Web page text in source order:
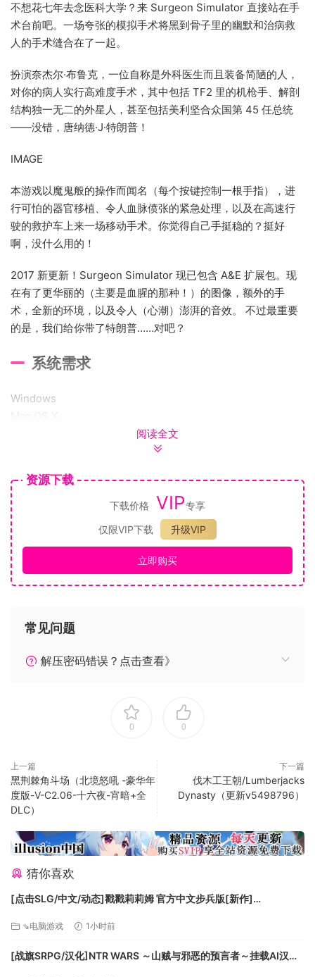
不想花七年去念医科大学？来 Surgeon Simulator 直接站在手
术台前吧。一场夸张的模拟手术将黑到骨子里的幽默和治病救
人的手术缝合在了一起。
扮演奈杰尔·布鲁克，一位自称是外科医生而且装备简陋的人，
对你的病人实行高难度手术，其中包括 TF2 里的机枪手、解剖
结构独一无二的外星人，甚至包括美利坚合众国第 45 任总统
——没错，唐纳德·J·特朗普！
IMAGE
本游戏以魔鬼般的操作而闻名（每个按键控制一根手指），进
行可怕的器官移植、令人血脉偾张的紧急处理，以及在高速行
驶的救护车上来一场移动手术。你觉得自己手挺稳的？挺好
啊，没什么用的！
2017 新更新！Surgeon Simulator 现已包含 A&E 扩展包。现
在有了更华丽的（主要是血腥的那种！）的图像，额外的手
术，全新的环境，以及令人（心潮）澎湃的音效。 不过最重要
的是，我们给你带了特朗普……对吧？
系统需求
Windows
Processor:2.0 GHz
Memory:2 GB RAM
Graphics:Nvidia Geforce 7800 GT or better
DirectX®:9.0
Hard Drive:500 MB HD space
Sound:DirectX9.0 compatible sound card
for best play experience.
RECOMMENDED:
Memory:2 GB RAM
Graphics:Radeon x850 or comparable
Sound:DirectX9.0 compatible sound card
Additional:Requires keyboard. Touchpad
for best play experience.
阅读全文
资源下载
下载价格 VIP专享
仅限VIP下载
升级VIP
立即购买
常见问题
解压密码错误？点击查看》
0 0
上一篇
黑荆棘角斗场（北境怒吼 -豪华年
度版-V-C2.06-十六夜-宵暗+全
DLC）
下一篇
伐木工王朝/Lumberjacks
Dynasty（更新v5498796）
猜你喜欢
[点击SLG/中文/动态]戳戳莉莉姆 官方中文步兵版[新作]
⇘电脑游戏 1小时前
[战旗SRPG/汉化]NTR WARS ～山贼与邪恶的预言者～挂载AI汉化